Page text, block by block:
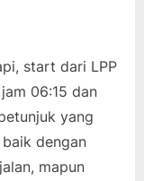
start dari LPP
06:15 dan
yang
dengan
mapun